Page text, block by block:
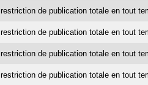
restriction de publication totale en tout
restriction de publication totale en tout
restriction de publication totale en tout
restriction de publication totale en tout